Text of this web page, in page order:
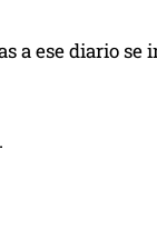
a ese diario